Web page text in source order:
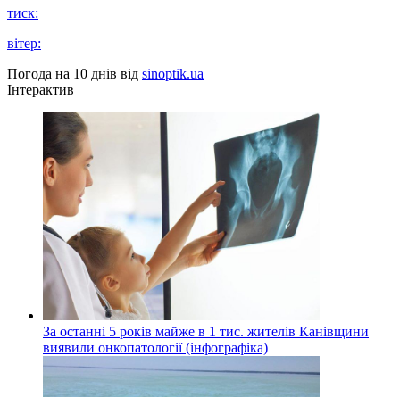
тиск:
вітер:
Погода на 10 днів від sinoptik.ua
Інтерактив
За останні 5 років майже в 1 тис. жителів Канівщини
виявили онкопатології (інфографіка)